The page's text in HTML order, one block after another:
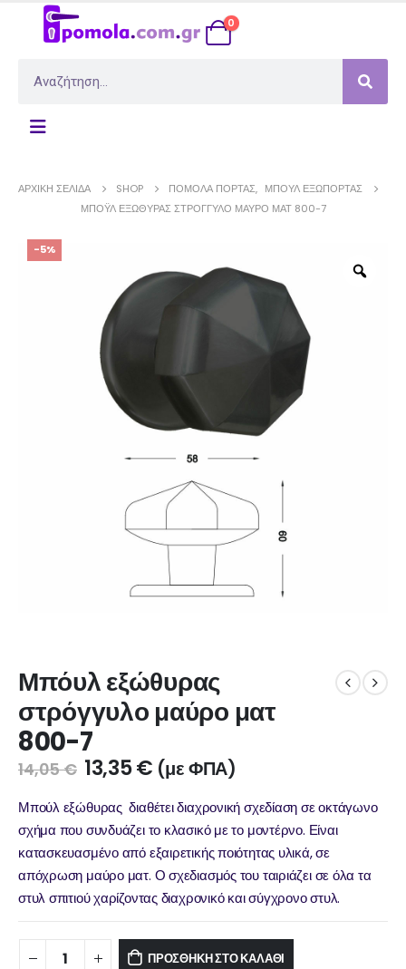
0
ΑΡΧΙΚΉ ΣΕΛΊΔΑ SHOP ΠΌΜΟΛΑ ΠΌΡΤΑΣ, ΜΠΟΎΛ ΕΞΏΠΟΡΤΑΣ
ΜΠΌΥΛ ΕΞΏΘΥΡΑΣ ΣΤΡΌΓΓΥΛΟ ΜΑΎΡΟ ΜΑΤ 800-7
-5%
Μπόυλ εξώθυρας
στρόγγυλο μαύρο ματ
800-7
14,05€ 13,35€ (με ΦΠΑ)
Μπούλ εξώθυρας διαθέτει διαχρονική σχεδίαση σε οκτάγωνο
σχήμα που συνδυάζει το κλασικό με το μοντέρνο. Είναι
κατασκευασμένο από εξαιρετικής ποιότητας υλικά, σε
απόχρωση μαύρο ματ. Ο σχεδιασμός του ταιριάζει σε όλα τα
στυλ σπιτιού χαρίζοντας διαχρονικό και σύγχρονο στυλ.
ΠΡΟΣΘΉΚΗ ΣΤΟ ΚΑΛΆΘΙ